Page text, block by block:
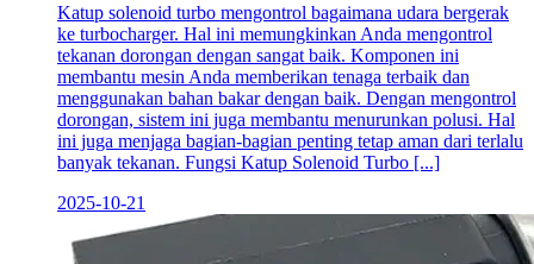
Katup solenoid turbo mengontrol bagaimana udara bergerak
ke turbocharger. Hal ini memungkinkan Anda mengontrol
tekanan dorongan dengan sangat baik. Komponen ini
membantu mesin Anda memberikan tenaga terbaik dan
menggunakan bahan bakar dengan baik. Dengan mengontrol
dorongan, sistem ini juga membantu menurunkan polusi. Hal
ini juga menjaga bagian-bagian penting tetap aman dari terlalu
banyak tekanan. Fungsi Katup Solenoid Turbo [...]
2025-10-21